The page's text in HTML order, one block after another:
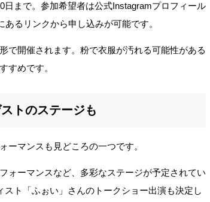
まで。参加希望者は公式Instagramプロフィール
るリンクから申し込みが可能です。
で開催されます。粉で衣服が汚れる可能性がある
すめです。
トのステージも
ーマンスも見どころの一つです。
ォーマンスなど、多彩なステージが予定されてい
スト「ふぉい」さんのトークショー出演も決定し